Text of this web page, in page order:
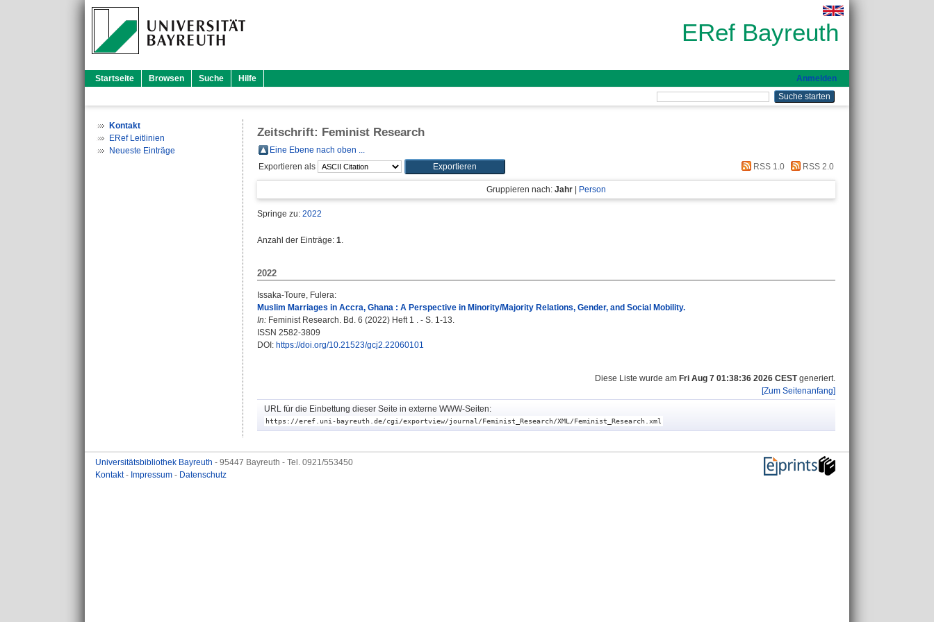
ERef Bayreuth
Startseite Browsen Suche Hilfe Anmelden
Kontakt
ERef Leitlinien
Neueste Einträge
Zeitschrift: Feminist Research
Eine Ebene nach oben ...
Exportieren als
RSS 1.0 RSS 2.0
Gruppieren nach: Jahr Person
Springe zu: 2022
Anzahl der Einträge: 1.
2022
Issaka-Toure, Fulera:
Muslim Marriages in Accra, Ghana : A Perspective in Minority/Majority Relations, Gender, and Social Mobility.
In: Feminist Research. Bd. 6 (2022) Heft 1 . - S. 1-13.
ISSN 2582-3809
DOI: https://doi.org/10.21523/gcj2.22060101
Diese Liste wurde am Fri Aug 7 01:38:36 2026 CESTgeneriert.
[Zum Seitenanfang]
URL für die Einbettung dieser Seite in externe WWW-Seiten:
https://eref.uni-bayreuth.de/cgi/exportview/journal/Feminist_Research/XML/Feminist_Research.xml
Universitätsbibliothek Bayreuth - 95447 Bayreuth - Tel. 0921/553450
Kontakt- Impressum - Datenschutz